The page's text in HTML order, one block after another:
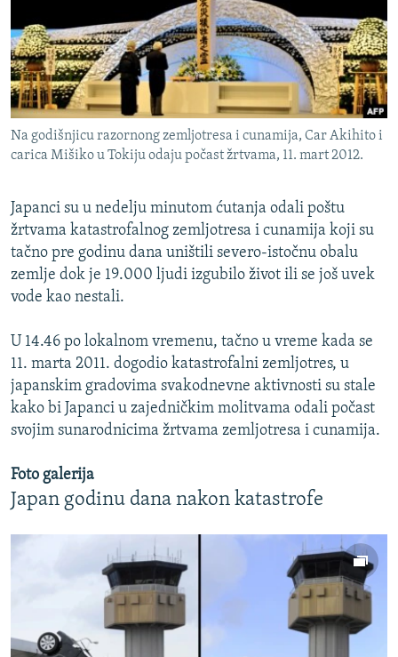
DNEVNO@RSE
SPECIJALI RSE
VIŠE OD NASLOVA
GENOCID U SREBRENICI
TV LIBERTY
POST SCRIPTUM
MOJA EVROPA
TRI DECENIJE OD RATA U BIH
SVE KARTE DEJTONA
NASTANAK I RASPAD JUGOSLAVIJE
PRATITE NAS
Sve RFE/RL stranice
Na godišnjicu razornong zemljotresa i cunamija, Car Akihito i
carica Mišiko u Tokiju odaju počast žrtvama, 11. mart 2012.
Japanci su u nedelju minutom ćutanja odali poštu
žrtvama katastrofalnog zemljotresa i cunamija koji su
tačno pre godinu dana uništili severo-istočnu obalu
zemlje dok je 19.000 ljudi izgubilo život ili se još uvek
vode kao nestali.
U 14.46 po lokalnom vremenu, tačno u vreme kada se
11. marta 2011. dogodio katastrofalni zemljotres, u
japanskim gradovima svakodnevne aktivnosti su stale
kako bi Japanci u zajedničkim molitvama odali počast
svojim sunarodnicima žrtvama zemljotresa i cunamija.
Foto galerija
Japan godinu dana nakon katastrofe